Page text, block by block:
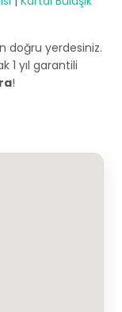
doğru yerdesiniz.
1 yıl garantili
!